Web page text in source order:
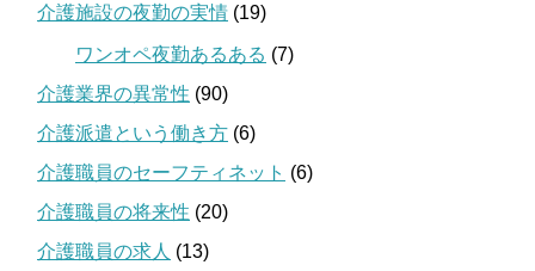
介護施設の夜勤の実情 (19)
ワンオペ夜勤あるある (7)
介護業界の異常性 (90)
介護派遣という働き方 (6)
介護職員のセーフティネット (6)
介護職員の将来性 (20)
介護職員の求人 (13)